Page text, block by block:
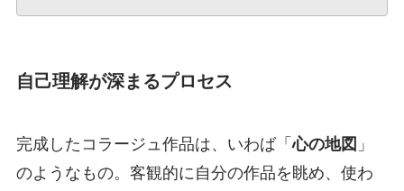
自己理解が深まるプロセス
完成したコラージュ作品は、いわば「心の地図 」
のようなもの。客観的に自分の作品を眺め、使わ